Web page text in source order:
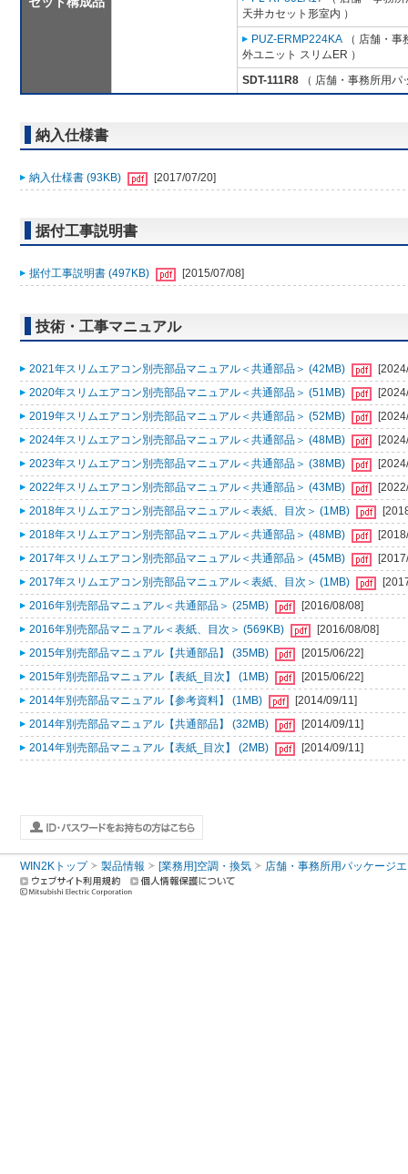
天井カセット形室内 ）
PUZ-ERMP224KA （ 店舗・
外ユニット スリムER ）
SDT-111R8 （ 店舗・事務所用
納入仕様書
納入仕様書 (93KB) [2017/07/20]
据付工事説明書
据付工事説明書 (497KB) [2015/07/08]
技術・工事マニュアル
2021年スリムエアコン別売部品マニュアル＜共通部品＞ (42MB)
2020年スリムエアコン別売部品マニュアル＜共通部品＞ (51MB)
2019年スリムエアコン別売部品マニュアル＜共通部品＞ (52MB)
2024年スリムエアコン別売部品マニュアル＜共通部品＞ (48MB)
2023年スリムエアコン別売部品マニュアル＜共通部品＞ (38MB)
2022年スリムエアコン別売部品マニュアル＜共通部品＞ (43MB)
2018年スリムエアコン別売部品マニュアル＜表紙、目次＞ (1MB)
2018年スリムエアコン別売部品マニュアル＜共通部品＞ (48MB)
2017年スリムエアコン別売部品マニュアル＜共通部品＞ (45MB)
2017年スリムエアコン別売部品マニュアル＜表紙、目次＞ (1MB)
2016年別売部品マニュアル＜共通部品＞ (25MB)
[2016/08/08]
2016年別売部品マニュアル＜表紙、目次＞ (569KB)
[2016/08/08]
2015年別売部品マニュアル【共通部品】 (35MB)
[2015/06/22]
2015年別売部品マニュアル【表紙_目次】 (1MB)
[2015/06/22]
2014年別売部品マニュアル【参考資料】 (1MB)
[2014/09/11]
2014年別売部品マニュアル【共通部品】 (32MB)
[2014/09/11]
2014年別売部品マニュアル【表紙_目次】 (2MB)
[2014/09/11]
WIN2Kトップ 製品情報 [業務用]空調・換気 店舗・事務所用パッケージ